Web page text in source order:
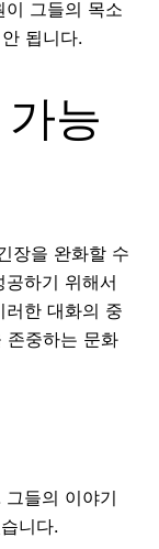
그들의 목소
됩니다.
능
장을 완화할 수
하기 위해서
러한 대화의 중
존중하는 문화
들의 이야기
니다.